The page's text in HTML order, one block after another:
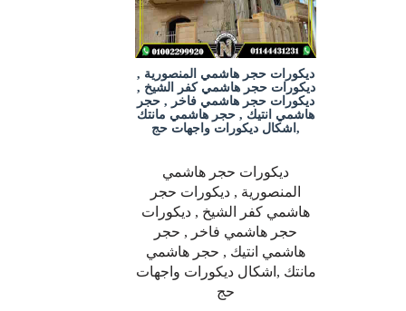
ديكورات حجر هاشمي المنصورية ,
ديكورات حجر هاشمي كفر الشيخ ,
ديكورات حجر هاشمي فاخر , حجر
هاشمي انتيك , حجر هاشمي مانتك
,اشكال ديكورات واجهات حج
ديكورات حجر هاشمي
المنصورية , ديكورات حجر
هاشمي كفر الشيخ , ديكورات
حجر هاشمي فاخر , حجر
هاشمي انتيك , حجر هاشمي
مانتك ,اشكال ديكورات واجهات
حج